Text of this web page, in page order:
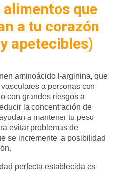
alimentos que
a tu corazón
apetecibles)
aminoácido l-arginina, que
a personas con
con grandes riesgos a
la concentración de
a mantener tu peso
evitar problemas de
se incremente la posibilidad
perfecta establecida es